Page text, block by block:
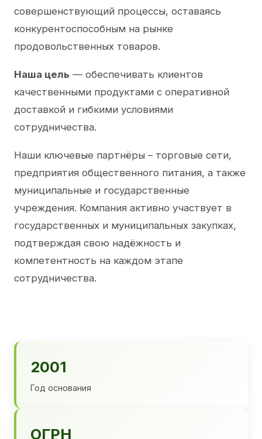
совершенствующий процессы, оставаясь
конкурентоспособным на рынке
продовольственных товаров.
Наша цель — обеспечивать клиентов
качественными продуктами с оперативной
доставкой и гибкими условиями
сотрудничества.
Наши ключевые партнёры – торговые сети,
предприятия общественного питания, а также
муниципальные и государственные
учреждения. Компания активно участвует в
государственных и муниципальных закупках,
подтверждая свою надёжность и
компетентность на каждом этапе
сотрудничества.
2001
Год основания
ОГРН